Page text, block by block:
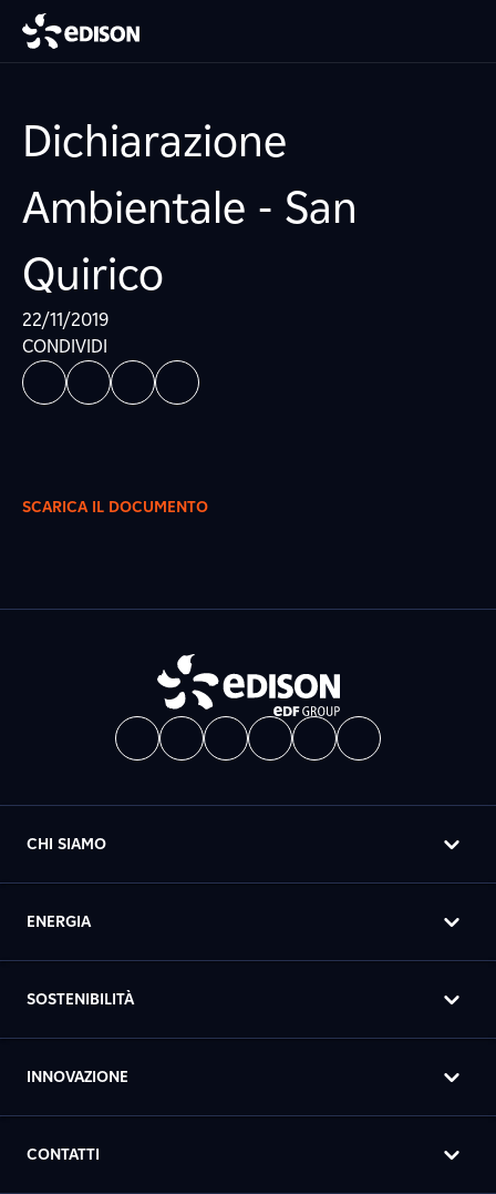
Dichiarazione
Ambientale - San
Quirico
22/11/2019
CONDIVIDI
SCARICA IL DOCUMENTO
CHI SIAMO
ENERGIA
SOSTENIBILITÀ
INNOVAZIONE
CONTATTI